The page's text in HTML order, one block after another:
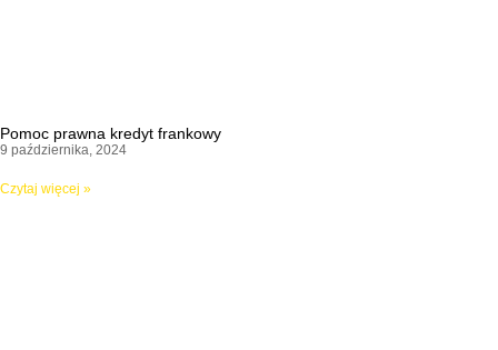
Pomoc prawna kredyt frankowy
9 października, 2024
Czytaj więcej »